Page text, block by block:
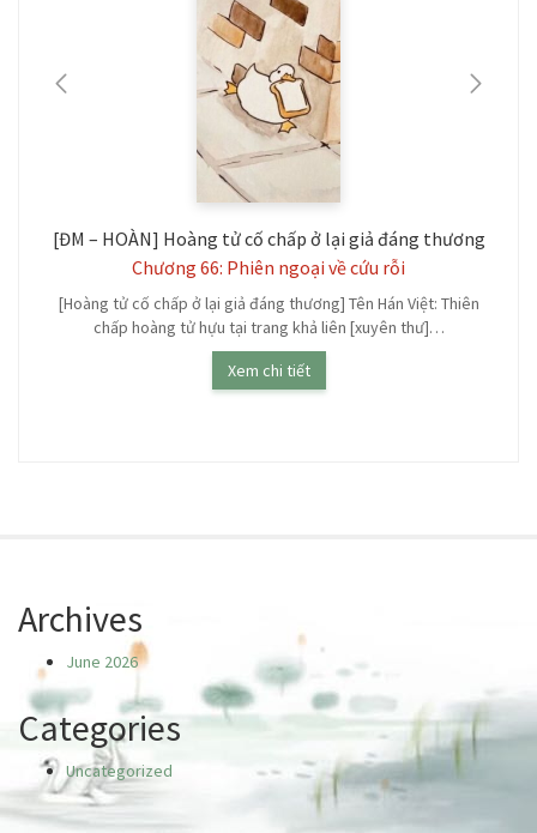
[ĐM – HOÀN] Hoàng tử cố chấp ở lại giả đáng thương
Chương 66: Phiên ngoại về cứu rỗi
[Hoàng tử cố chấp ở lại giả đáng thương] Tên Hán Việt: Thiên
chấp hoàng tử hựu tại trang khả liên [xuyên thư]…
Xem chi tiết
Archives
June 2026
Categories
Uncategorized